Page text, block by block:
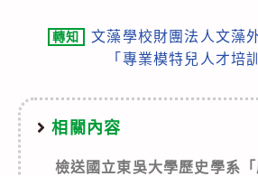
轉知
文藻學校財團法人文藻
「專業模特兒人才培
相關內容
檢送國立東吳大學歷史學系